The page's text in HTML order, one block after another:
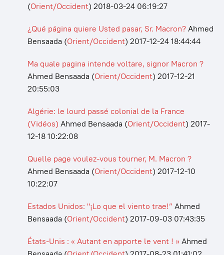
(Orient/Occident) 2018-03-24 06:19:27
¿Qué página quiere Usted pasar, Sr. Macron?Ahmed
Bensaada (Orient/Occident) 2017-12-24 18:44:44
Ma quale pagina intende voltare, signor Macron ?
Ahmed Bensaada (Orient/Occident) 2017-12-21
20:55:03
Algérie: le lourd passé colonial de la France
(Vidéos) Ahmed Bensaada (Orient/Occident) 2017-
12-18 10:22:08
Quelle page voulez-vous tourner, M. Macron ?
Ahmed Bensaada (Orient/Occident) 2017-12-10
10:22:07
Estados Unidos: "¡Lo que el viento trae!” Ahmed
Bensaada (Orient/Occident) 2017-09-03 07:43:35
États-Unis : « Autant en apporte le vent ! » Ahmed